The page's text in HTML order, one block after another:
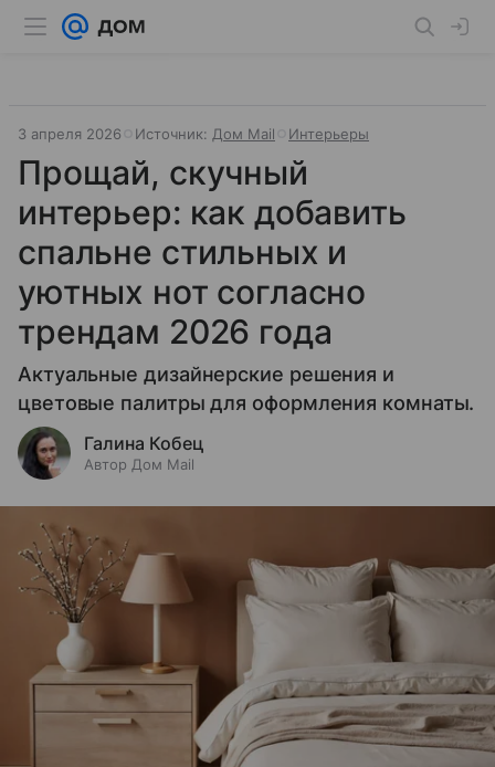
3 апреля 2026 Источник: Дом Mail Интерьеры
Прощай, скучный
интерьер: как добавить
спальне стильных и
уютных нот согласно
трендам 2026 года
Актуальные дизайнерские решения и
цветовые палитры для оформления комнаты.
Галина Кобец
Автор Дом Mail